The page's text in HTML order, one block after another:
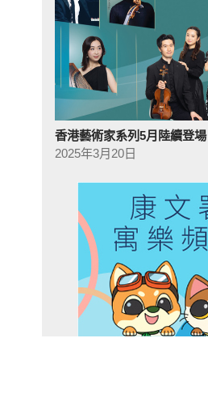
香港藝術家系列5月陸續登場
2025年3月20日